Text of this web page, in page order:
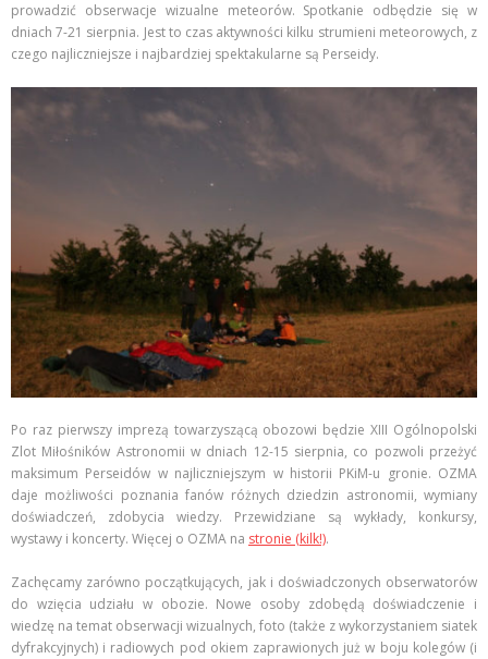
prowadzić obserwacje wizualne meteorów. Spotkanie odbędzie się w
dniach 7-21 sierpnia. Jest to czas aktywności kilku strumieni meteorowych, z
czego najliczniejsze i najbardziej spektakularne są Perseidy.
Po raz pierwszy imprezą towarzyszącą obozowi będzie XIII Ogólnopolski
Zlot Miłośników Astronomii w dniach 12-15 sierpnia, co pozwoli przeżyć
maksimum Perseidów w najliczniejszym w historii PKiM-u gronie. OZMA
daje możliwości poznania fanów różnych dziedzin astronomii, wymiany
doświadczeń, zdobycia wiedzy. Przewidziane są wykłady, konkursy,
wystawy i koncerty. Więcej o OZMA na stronie (kilk!).
Zachęcamy zarówno początkujących, jak i doświadczonych obserwatorów
do wzięcia udziału w obozie. Nowe osoby zdobędą doświadczenie i
wiedzę na temat obserwacji wizualnych, foto (także z wykorzystaniem siatek
dyfrakcyjnych) i radiowych pod okiem zaprawionych już w boju kolegów (i